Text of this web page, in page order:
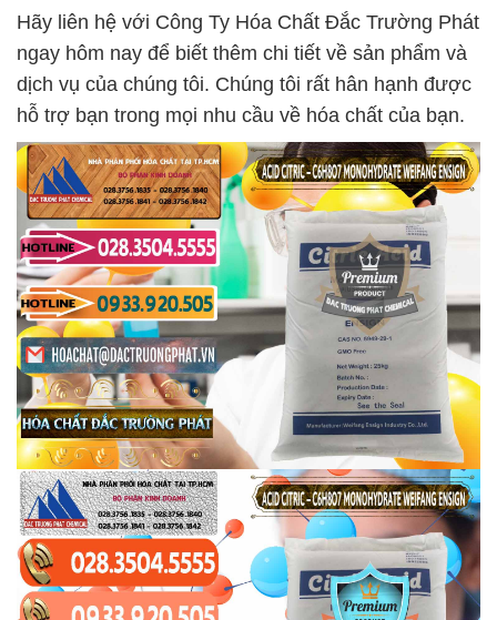
Hãy liên hệ với Công Ty Hóa Chất Đắc Trường Phát
ngay hôm nay để biết thêm chi tiết về sản phẩm và
dịch vụ của chúng tôi. Chúng tôi rất hân hạnh được
hỗ trợ bạn trong mọi nhu cầu về hóa chất của bạn.